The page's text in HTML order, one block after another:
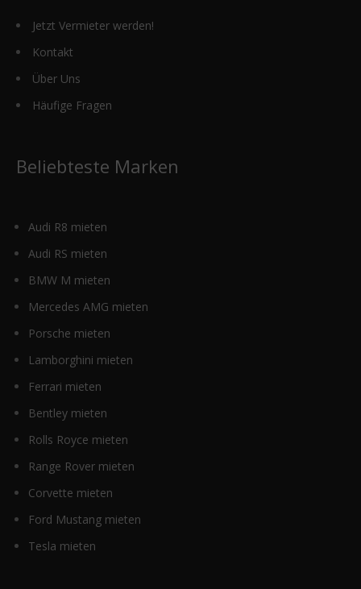
Jetzt Vermieter werden!
Kontakt
Über Uns
Häufige Fragen
Beliebteste Marken
Audi R8 mieten
Audi RS mieten
BMW M mieten
Mercedes AMG mieten
Porsche mieten
Lamborghini mieten
Ferrari mieten
Bentley mieten
Rolls Royce mieten
Range Rover mieten
Corvette mieten
Ford Mustang mieten
Tesla mieten